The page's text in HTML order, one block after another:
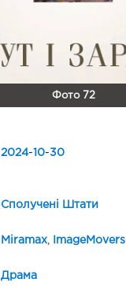
Фото 72
2024-10-30
Сполучені Штати
Miramax, ImageMovers
Драма